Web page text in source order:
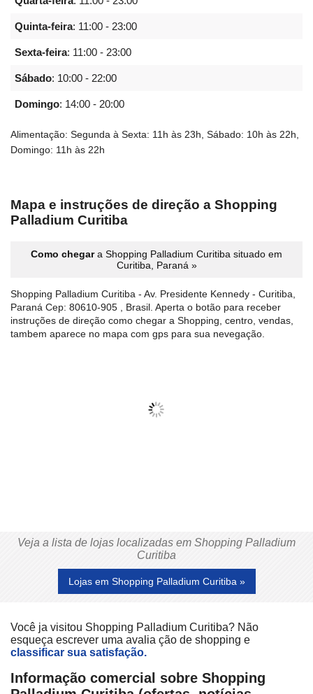
Quinta-feira: 11:00 - 23:00
Sexta-feira: 11:00 - 23:00
Sábado: 10:00 - 22:00
Domingo: 14:00 - 20:00
Alimentação: Segunda à Sexta: 11h às 23h, Sábado: 10h às 22h,
Domingo: 11h às 22h
Mapa e instruções de direção a Shopping
Palladium Curitiba
Como chegara Shopping Palladium Curitiba situado em
Curitiba, Paraná »
Shopping Palladium Curitiba - Av. Presidente Kennedy - Curitiba,
Paraná Cep: 80610-905 , Brasil. Aperta o botão para receber
instruções de direção como chegar a Shopping, centro, vendas,
tambem aparece no mapa com gps para sua nevegação.
Veja a lista de lojas localizadas em Shopping Palladium
Curitiba
Lojas em Shopping Palladium Curitiba »
Você ja visitou Shopping Palladium Curitiba? Não
esqueça escrever uma avalia ção de shopping e
classificar sua satisfação.
Informação comercial sobre Shopping